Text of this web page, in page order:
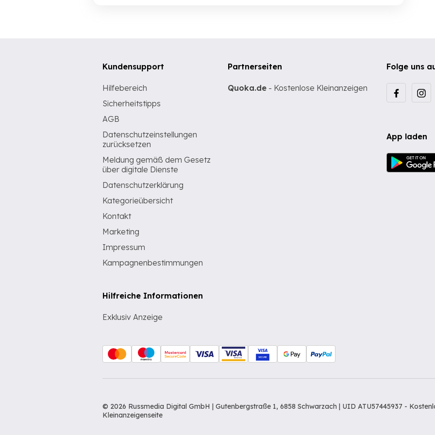
Folge uns
App laden
Kundensupport
Hilfebereich
Sicherheitstipps
AGB
Datenschutzeinstellungen
zurücksetzen
Meldung gemäß dem Gesetz
über digitale Dienste
Datenschutzerklärung
Kategorieübersicht
Kontakt
Marketing
Impressum
Kampagnenbestimmungen
Hilfreiche Informationen
Exklusiv Anzeige
Partnerseiten
Quoka.de - Kostenlose Kleinanzeigen
© 2026 Russmedia Digital GmbH | Gutenbergstraße 1, 6858 Schwarzach | UID ATU57445937 -
Kleinanzeigenseite